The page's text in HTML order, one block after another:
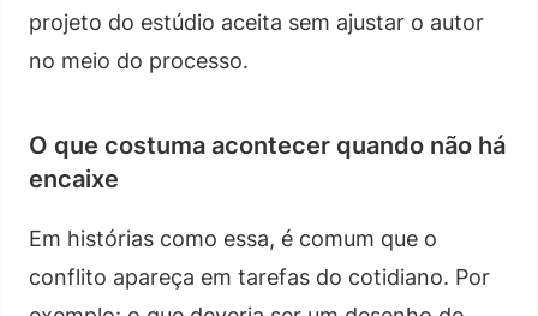
projeto do estúdio aceita sem ajustar o autor
no meio do processo.
O que costuma acontecer quando não há
encaixe
Em histórias como essa, é comum que o
conflito apareça em tarefas do cotidiano. Por